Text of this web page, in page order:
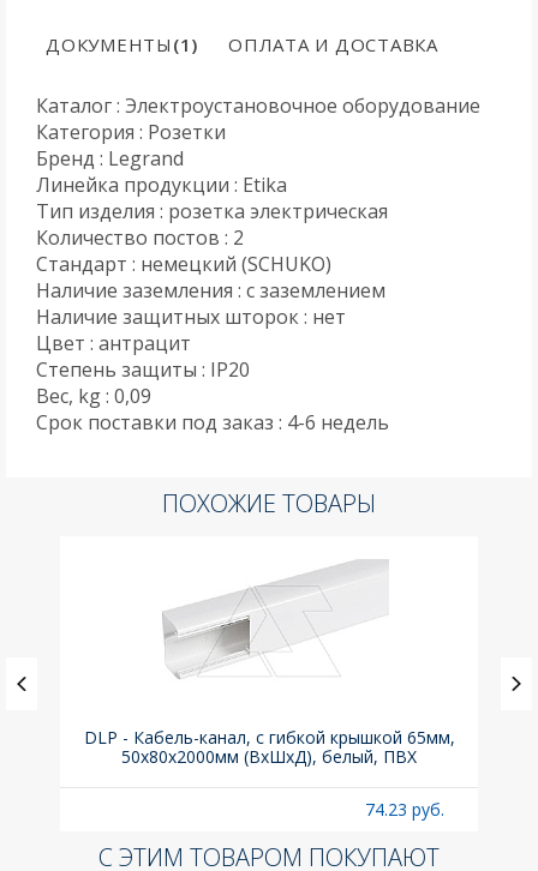
ДОКУМЕНТЫ (1) ОПЛАТА И ДОСТАВКА
Каталог : Электроустановочное оборудование
Категория : Розетки
Бренд : Legrand
Линейка продукции : Etika
Тип изделия : розетка электрическая
Количество постов : 2
Стандарт : немецкий (SCHUKO)
Наличие заземления : с заземлением
Наличие защитных шторок : нет
Цвет : антрацит
Степень защиты : IP20
Вес, kg : 0,09
Срок поставки под заказ : 4-6 недель
ПОХОЖИЕ ТОВАРЫ
DLP - Кабель-канал, с гибкой крышкой 65мм,
50x80х2000мм (ВхШхД), белый, ПВХ
74.23 руб.
С ЭТИМ ТОВАРОМ ПОКУПАЮТ